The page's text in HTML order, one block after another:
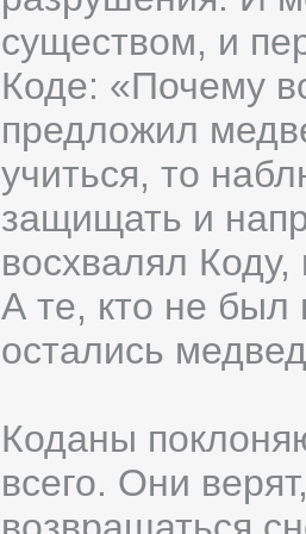
существом, и
Коде: «Почему
предложил
учиться, то
защищать и
восхвалял
А те, кто не был
остались
Коданы
всего. Они